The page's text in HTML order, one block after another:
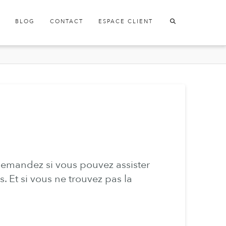
BLOG CONTACT ESPACE CLIENT
si vous pouvez assister
Et si vous ne trouvez pas la